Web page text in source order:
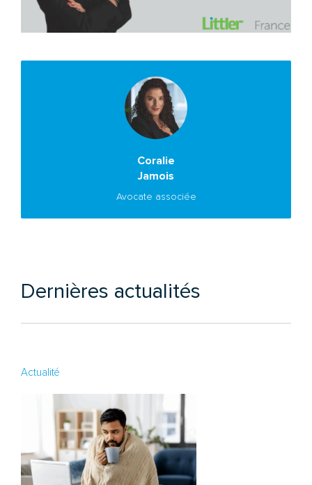
Coralie
Jamois
Avocate associée
Dernières actualités
Actualité